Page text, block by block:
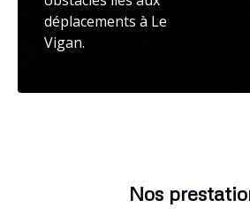
déplacements à Le
Vigan.
Nos